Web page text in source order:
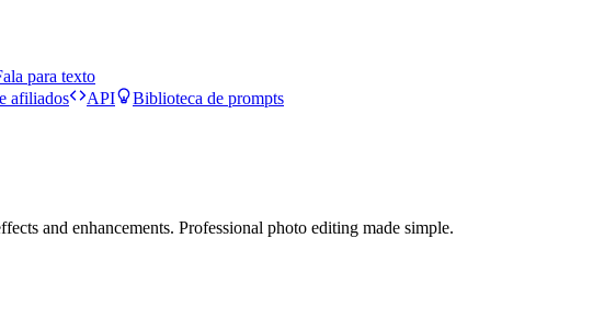
para texto
afiliados API
Biblioteca de prompts
and enhancements. Professional photo editing made simple.